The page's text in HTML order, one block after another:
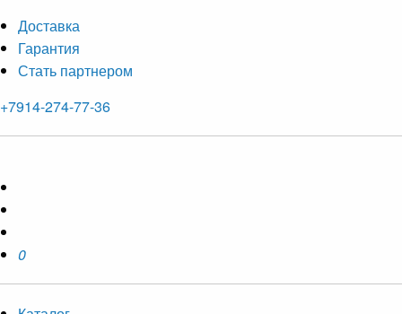
Доставка
Гарантия
Стать партнером
+7914-274-77-36
0